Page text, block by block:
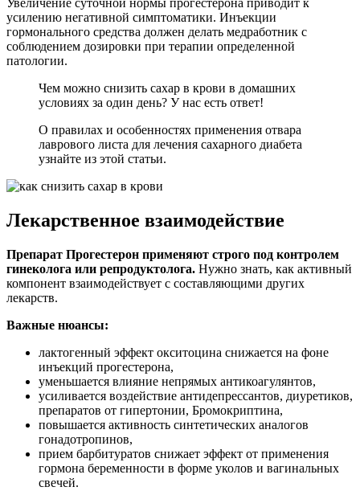
Увеличение суточной нормы прогестерона приводит к
усилению негативной симптоматики. Инъекции
гормонального средства должен делать медработник с
соблюдением дозировки при терапии определенной
патологии.
Чем можно снизить сахар в крови в домашних
условиях за один день? У нас есть ответ!
О правилах и особенностях применения отвара
лаврового листа для лечения сахарного диабета
узнайте из этой статьи.
Лекарственное взаимодействие
Препарат Прогестерон применяют строго под контролем
гинеколога или репродуктолога. Нужно знать, как активный
компонент взаимодействует с составляющими других
лекарств.
Важные нюансы:
лактогенный эффект окситоцина снижается на фоне
инъекций прогестерона,
уменьшается влияние непрямых антикоагулянтов,
усиливается воздействие антидепрессантов, диуретиков,
препаратов от гипертонии, Бромокриптина,
повышается активность синтетических аналогов
гонадотропинов,
прием барбитуратов снижает эффект от применения
гормона беременности в форме уколов и вагинальных
свечей.